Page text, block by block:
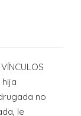
hija
no
le